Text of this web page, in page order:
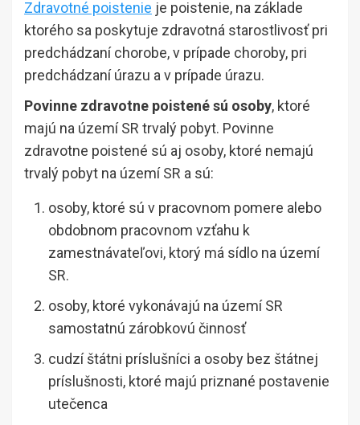
Zdravotné poistenie je poistenie, na základe
ktorého sa poskytuje zdravotná starostlivosť pri
predchádzaní chorobe, v prípade choroby, pri
predchádzaní úrazu a v prípade úrazu.
Povinne zdravotne poistené sú osoby, ktoré
majú na území SR trvalý pobyt. Povinne
zdravotne poistené sú aj osoby, ktoré nemajú
trvalý pobyt na území SR a sú:
osoby, ktoré sú v pracovnom pomere alebo
obdobnom pracovnom vzťahu k
zamestnávateľovi, ktorý má sídlo na území
SR.
osoby, ktoré vykonávajú na území SR
samostatnú zárobkovú činnosť
cudzí štátni príslušníci a osoby bez štátnej
príslušnosti, ktoré majú priznané postavenie
utečenca